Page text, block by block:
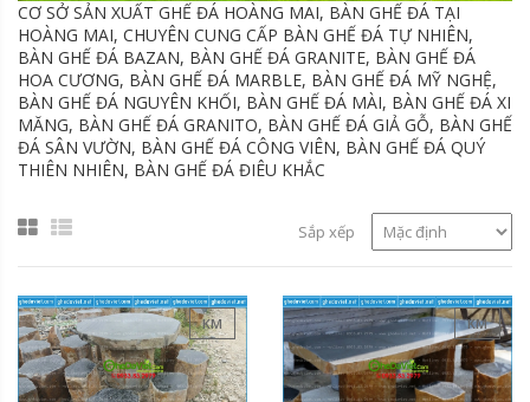
CƠ SỞ SẢN XUẤT GHẾ ĐÁ HOÀNG MAI, BÀN GHẾ ĐÁ TẠI
HOÀNG MAI, CHUYÊN CUNG CẤP BÀN GHẾ ĐÁ TỰ NHIÊN,
BÀN GHẾ ĐÁ BAZAN, BÀN GHẾ ĐÁ GRANITE, BÀN GHẾ ĐÁ
HOA CƯƠNG, BÀN GHẾ ĐÁ MARBLE, BÀN GHẾ ĐÁ MỸ NGHỆ,
BÀN GHẾ ĐÁ NGUYÊN KHỐI, BÀN GHẾ ĐÁ MÀI, BÀN GHẾ ĐÁ XI
MĂNG, BÀN GHẾ ĐÁ GRANITO, BÀN GHẾ ĐÁ GIẢ GỖ, BÀN GHẾ
ĐÁ SÂN VƯỜN, BÀN GHẾ ĐÁ CÔNG VIÊN, BÀN GHẾ ĐÁ QUÝ
THIÊN NHIÊN, BÀN GHẾ ĐÁ ĐIÊU KHẮC
Sắp xếp
KM KM